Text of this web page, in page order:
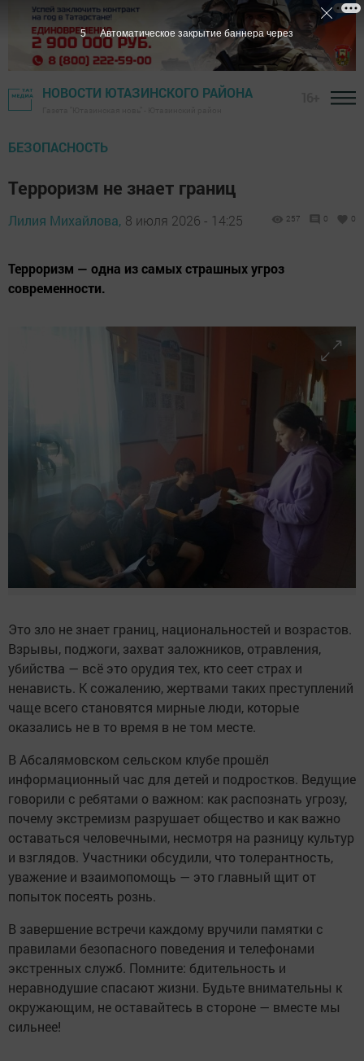
НОВОСТИ ЮТАЗИНСКОГО РАЙОНА
БЕЗОПАСНОСТЬ
Терроризм не знает границ
Лилия Михайлова, 8 июля 2026 - 14:25 257 0 0
Терроризм — одна из самых страшных угроз
современности.
Это зло не знает границ, национальностей и возрастов.
Взрывы, поджоги, захват заложников, отравления,
убийства — всё это орудия тех, кто сеет страх и
ненависть. К сожалению, жертвами таких преступлений
чаще всего становятся мирные люди, которые
оказались не в то время в не том месте.
В Абсалямовском сельском клубе прошёл
информационный час для детей и подростков. Ведущие
говорили с ребятами о важном: как распознать угрозу,
почему экстремизм разрушает общество и как важно
оставаться человечными, несмотря на разницу культур
и взглядов. Участники обсудили, что толерантность,
уважение и взаимопомощь — это главный щит от
попыток посеять рознь.
В завершение встречи каждому вручили памятки с
правилами безопасного поведения и телефонами
экстренных служб. Помните: бдительность и
неравнодушие спасают жизни. Будьте внимательны к
окружающим, не оставайтесь в стороне — вместе мы
сильнее!
4 Автоматическое закрытие баннера через